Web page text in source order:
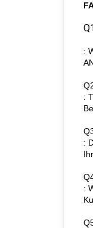
:
:
:
: